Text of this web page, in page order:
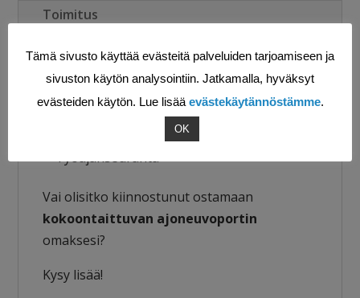
Toimitus
Lisäpalveluna:
Käyttövalmis
kulunvalvonta
Kulkulupien hallinta Nopsa liukuportin
Työajanseuranta
Vai olisitko kiinnostunut ostamaan
kokoontaittuvan ajoneuvoportin
omaksesi?
Kysy lisää!
Tämä sivusto käyttää evästeitä palveluiden tarjoamiseen ja
sivuston käytön analysointiin. Jatkamalla, hyväksyt
evästeiden käytön. Lue lisää evästekäytännöstämme.
OK